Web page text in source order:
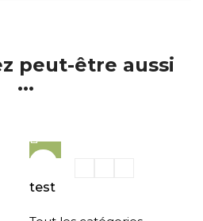
peut-être aussi
...
test